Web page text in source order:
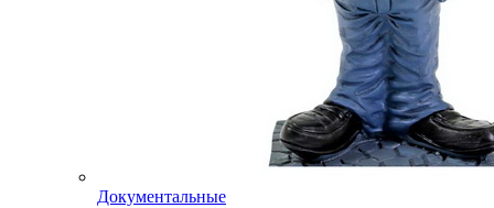
Документальные